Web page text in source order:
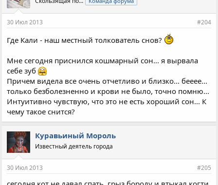
30 Июл 2013 #204
Где Кали - наш местный толкователь снов?
Мне сегодня приснился кошмарный сон... я вырвала
себе зуб
Причем видела все очень отчетливо и близко... бееее...
только безболезненно и крови не было, точно помню...
Интуитивно чувствую, что это не есть хороший сон... К
чему такое снится?
Куравьиный Мороль
Известный деятель города
30 Июл 2013 #205